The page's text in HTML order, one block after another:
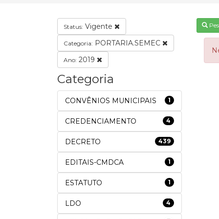
Status: Vigente
Categoria: PORTARIA.SEMEC
Ano: 2019
Categoria
CONVÊNIOS MUNICIPAIS 1
CREDENCIAMENTO 4
DECRETO 439
EDITAIS-CMDCA 1
ESTATUTO 1
LDO 4